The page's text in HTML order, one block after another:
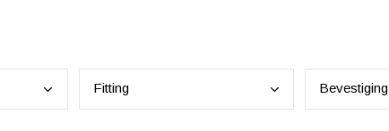
Fitting Bevestiging